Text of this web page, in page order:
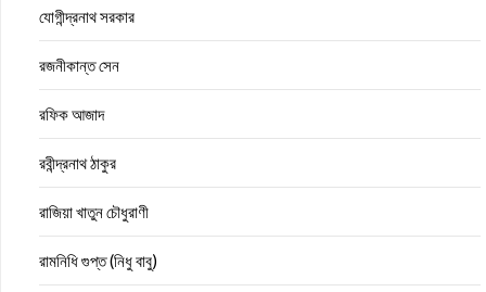
যোগীন্দ্রনাথ সরকার
রজনীকান্ত সেন
রফিক আজাদ
রবীন্দ্রনাথ ঠাকুর
রাজিয়া খাতুন চৌধুরাণী
রামনিধি গুপ্ত (নিধু বাবু)